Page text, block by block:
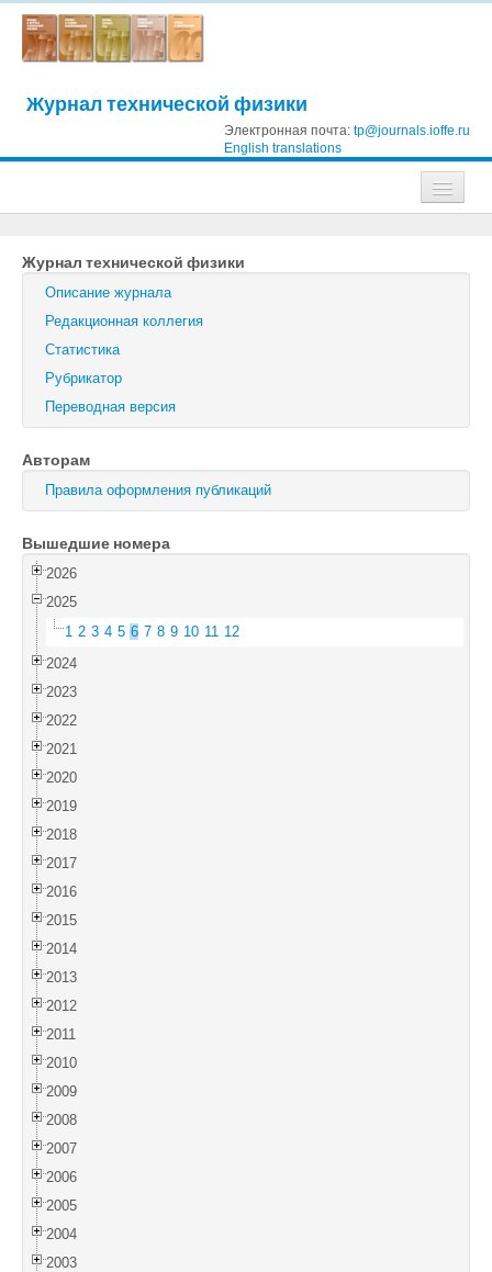
Журнал технической физики
Электронная почта: tp@journals.ioffe.ru
English translations
Журнал технической физики
Письма в Журнал технической физики
Физика твердого тела
Поиск
Журнал технической физики
Описание журнала
Редакционная коллегия
Статистика
Рубрикатор
Переводная версия
Авторам
Правила оформления публикаций
Вышедшие номера
2026
2025
1 2 3 4 5 6 7 8 9 10 11 12
2024
2023
2022
2021
2020
2019
2018
2017
2016
2015
2014
2013
2012
2011
2010
2009
2008
2007
2006
2005
2004
2003